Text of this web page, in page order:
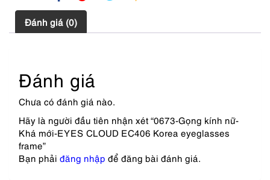
Đánh giá (0)
Đánh giá
Chưa có đánh giá nào.
Hãy là người đầu tiên nhận xét “0673-Gọng kính nữ-
Khá mới-EYES CLOUD EC406 Korea eyeglasses
frame”
Bạn phải đăng nhập để đăng bài đánh giá.